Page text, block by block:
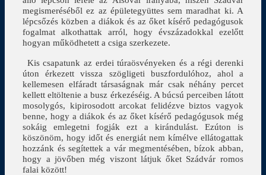
megismeréséből ez az épületegyüttes sem maradhat ki. A
lépcsőzés közben a diákok és az őket kísérő pedagógusok
fogalmat alkothattak arról, hogy évszázadokkal ezelőtt
hogyan működhetett a csiga szerkezete.
Kis csapatunk az erdei túraösvényeken és a régi derenki
úton érkezett vissza szögligeti buszfordulóhoz, ahol a
kellemesen elfáradt társaságnak már csak néhány percet
kellett eltöltenie a busz érkezéséig. A búcsú perceiben látott
mosolygós, kipirosodott arcokat felidézve biztos vagyok
benne, hogy a diákok és az őket kísérő pedagógusok még
sokáig emlegetni fogják ezt a kirándulást. Ezúton is
köszönöm, hogy időt és energiát nem kímélve ellátogattak
hozzánk és segítettek a vár megmentésében, bízok abban,
hogy a jövőben még viszont látjuk őket Szádvár romos
falai között!